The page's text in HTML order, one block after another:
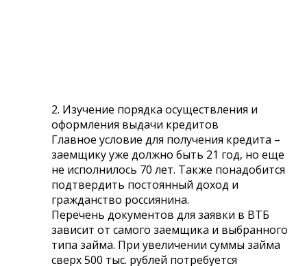
2. Изучение порядка осуществления и
оформления выдачи кредитов
Главное условие для получения кредита –
заемщику уже должно быть 21 год, но еще
не исполнилось 70 лет. Также понадобится
подтвердить постоянный доход и
гражданство россиянина.
Перечень документов для заявки в ВТБ
зависит от самого заемщика и выбранного
типа займа. При увеличении суммы займа
сверх 500 тыс. рублей потребуется